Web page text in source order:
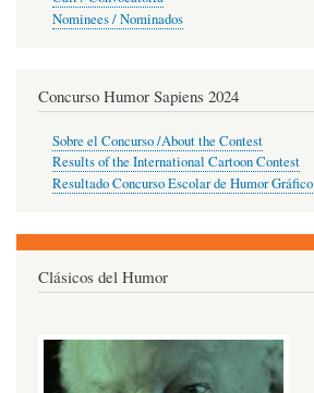
Nominees / Nominados
Concurso Humor Sapiens 2024
Sobre el Concurso /About the Contest
Results of the International Cartoon Contest
Resultado Concurso Escolar de Humor Gráfico
Clásicos del Humor